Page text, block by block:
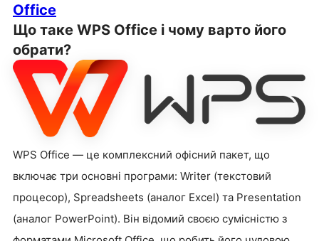
Office
Що таке WPS Office і чому варто його
обрати?
WPS Office — це комплексний офісний пакет, що
включає три основні програми: Writer (текстовий
процесор), Spreadsheets (аналог Excel) та Presentation
(аналог PowerPoint). Він відомий своєю сумісністю з